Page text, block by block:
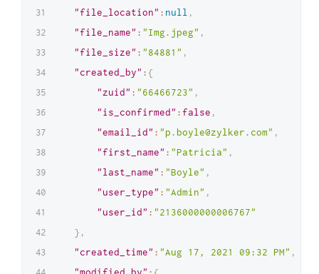
"file_location" : null ,
"file_name" : "Img.jpeg" ,
"file_size" : "84881" ,
"created_by" : {
"zuid" : "66466723" ,
"is_confirmed" : false ,
"email_id" : "p.boyle@zylker.com" ,
"first_name" : "Patricia" ,
"last_name" : "Boyle" ,
"user_type" : "Admin" ,
"user_id" : "2136000000006767"
} ,
"created_time" : "Aug 17, 2021 09:32 PM" ,